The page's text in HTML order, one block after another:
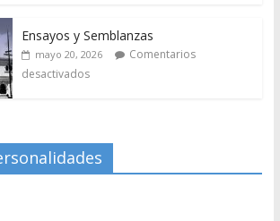
Ensayos y Semblanzas
mayo 20, 2026
Comentarios
desactivados